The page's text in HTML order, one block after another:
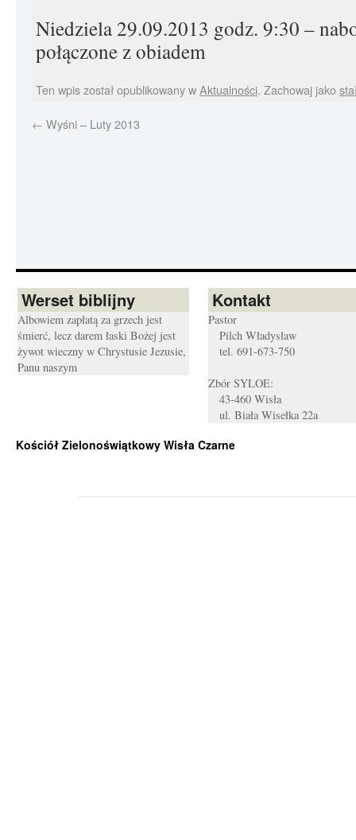
Niedziela 29.09.2013 godz. 9:30 –
połączone z obiadem
Ten wpis został opublikowany wAktualności. Zachowaj jako
← Wyśni – Luty 2013
Werset biblijny
Albowiem zapłatą za grzech jest
śmierć, lecz darem łaski Bożej jest
żywot wieczny w Chrystusie Jezusie,
Panu naszym
Kontakt
Pastor
Pilch Władysław
tel. 691-673-750
Zbór SYLOE:
43-460 Wisła
ul. Biała Wisełka 22a
Kościół Zielonoświątkowy Wisła Czarne